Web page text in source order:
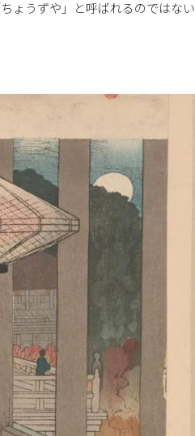
ょうずや」と呼ばれるのではない